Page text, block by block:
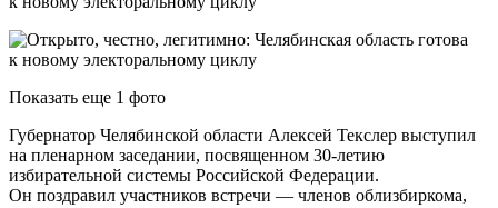
Показать еще 1 фото
Губернатор Челябинской области Алексей Текслер выступил
на пленарном заседании, посвященном 30‑летию
избирательной системы Российской Федерации.
Он поздравил участников встречи — членов облизбиркома,